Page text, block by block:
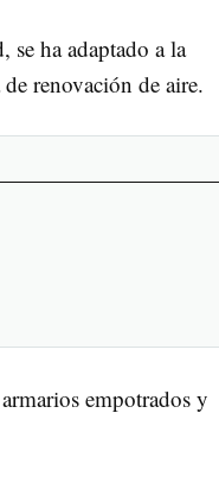
ha adaptado a la
renovación de aire.
empotrados y